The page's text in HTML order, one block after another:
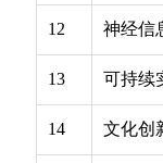
12 神经信
13 可持续
14 文化创